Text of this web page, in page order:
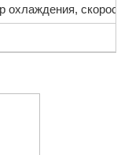
охлаждения, скорость